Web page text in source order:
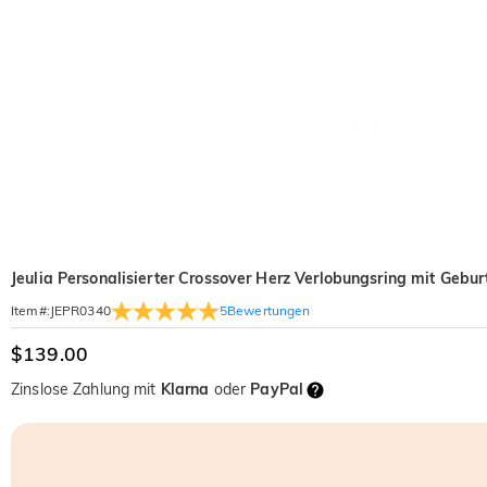
Jeulia Personalisierter Crossover Herz Verlobungsring mit
Item#: JEPR0340 5Bewertungen
$139.00
Zinslose Zahlung mit Klarna oder PayPal